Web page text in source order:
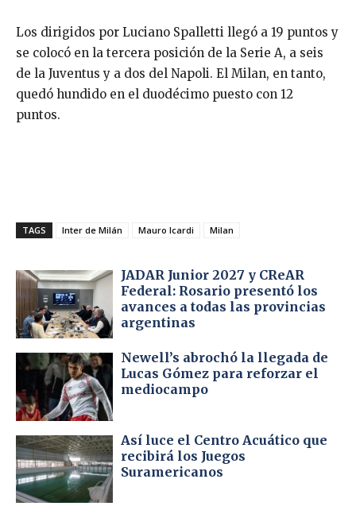
Los dirigidos por Luciano Spalletti llegó a 19 puntos y
se colocó en la tercera posición de la Serie A, a seis
de la Juventus y a dos del Napoli. El Milan, en tanto,
quedó hundido en el duodécimo puesto con 12
puntos.
TAGS Inter de Milán Mauro Icardi Milan
JADAR Junior 2027 y CReAR
Federal: Rosario presentó los
avances a todas las provincias
argentinas
Newell’s abrochó la llegada de
Lucas Gómez para reforzar el
mediocampo
Así luce el Centro Acuático que
recibirá los Juegos
Suramericanos